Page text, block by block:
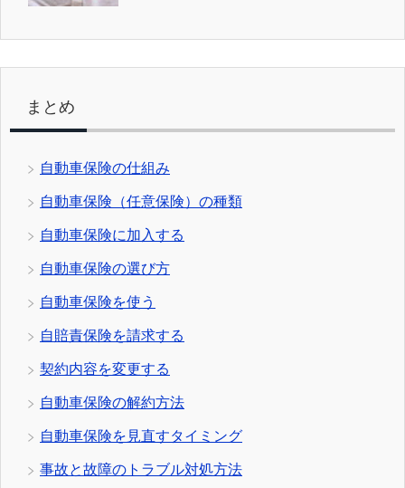
まとめ
自動車保険の仕組み
自動車保険（任意保険）の種類
自動車保険に加入する
自動車保険の選び方
自動車保険を使う
自賠責保険を請求する
契約内容を変更する
自動車保険の解約方法
自動車保険を見直すタイミング
事故と故障のトラブル対処方法